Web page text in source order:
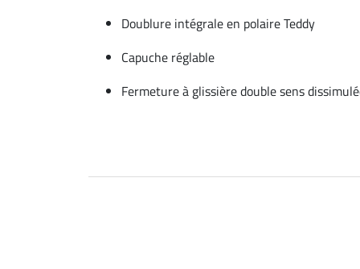
Doublure intégrale en polaire Teddy
Capuche réglable
Fermeture à glissière double sens